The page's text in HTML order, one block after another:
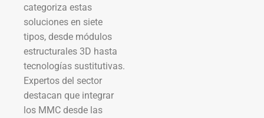
categoriza estas
soluciones en siete
tipos, desde módulos
estructurales 3D hasta
tecnologías sustitutivas.
Expertos del sector
destacan que integrar
los MMC desde las